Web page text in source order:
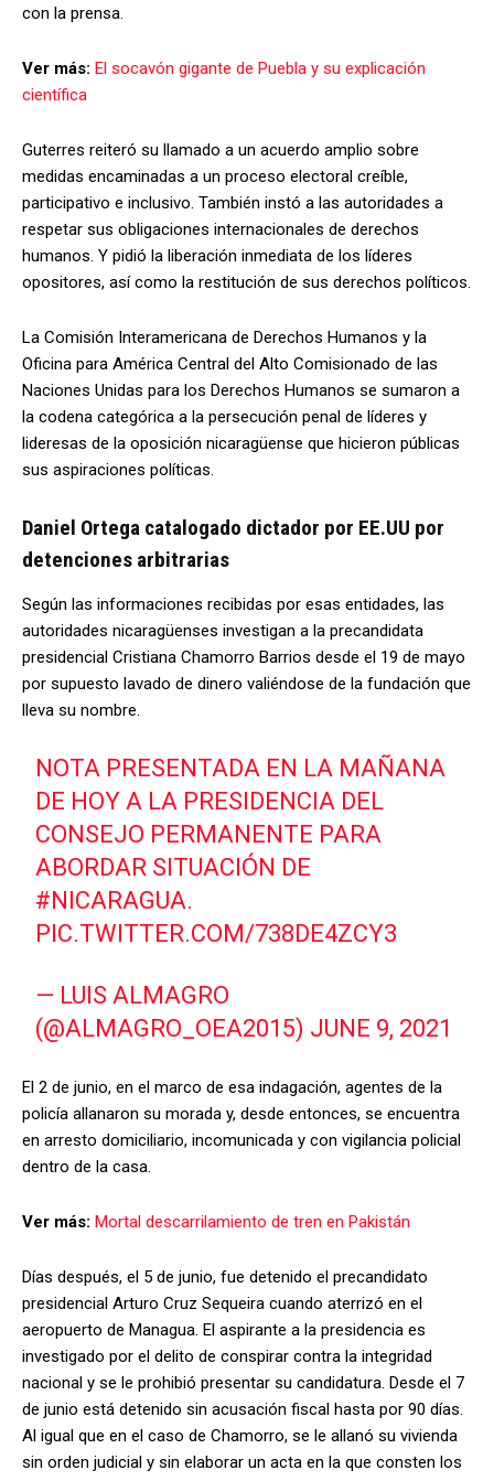
con la prensa.
Ver más: El socavón gigante de Puebla y su explicación
científica
Guterres reiteró su llamado a un acuerdo amplio sobre
medidas encaminadas a un proceso electoral creíble,
participativo e inclusivo. También instó a las autoridades a
respetar sus obligaciones internacionales de derechos
humanos. Y pidió la liberación inmediata de los líderes
opositores, así como la restitución de sus derechos políticos.
La Comisión Interamericana de Derechos Humanos y la
Oficina para América Central del Alto Comisionado de las
Naciones Unidas para los Derechos Humanos se sumaron a
la codena categórica a la persecución penal de líderes y
lideresas de la oposición nicaragüense que hicieron públicas
sus aspiraciones políticas.
Daniel Ortega catalogado dictador por EE.UU por
detenciones arbitrarias
Según las informaciones recibidas por esas entidades, las
autoridades nicaragüenses investigan a la precandidata
presidencial Cristiana Chamorro Barrios desde el 19 de mayo
por supuesto lavado de dinero valiéndose de la fundación que
lleva su nombre.
NOTA PRESENTADA EN LA MAÑANA
DE HOY A LA PRESIDENCIA DEL
CONSEJO PERMANENTE PARA
ABORDAR SITUACIÓN DE
#NICARAGUA.
PIC.TWITTER.COM/738DE4ZCY3
— LUIS ALMAGRO
(@ALMAGRO_OEA2015) JUNE 9, 2021
El 2 de junio, en el marco de esa indagación, agentes de la
policía allanaron su morada y, desde entonces, se encuentra
en arresto domiciliario, incomunicada y con vigilancia policial
dentro de la casa.
Ver más: Mortal descarrilamiento de tren en Pakistán
Días después, el 5 de junio, fue detenido el precandidato
presidencial Arturo Cruz Sequeira cuando aterrizó en el
aeropuerto de Managua. El aspirante a la presidencia es
investigado por el delito de conspirar contra la integridad
nacional y se le prohibió presentar su candidatura. Desde el 7
de junio está detenido sin acusación fiscal hasta por 90 días.
Al igual que en el caso de Chamorro, se le allanó su vivienda
sin orden judicial y sin elaborar un acta en la que consten los